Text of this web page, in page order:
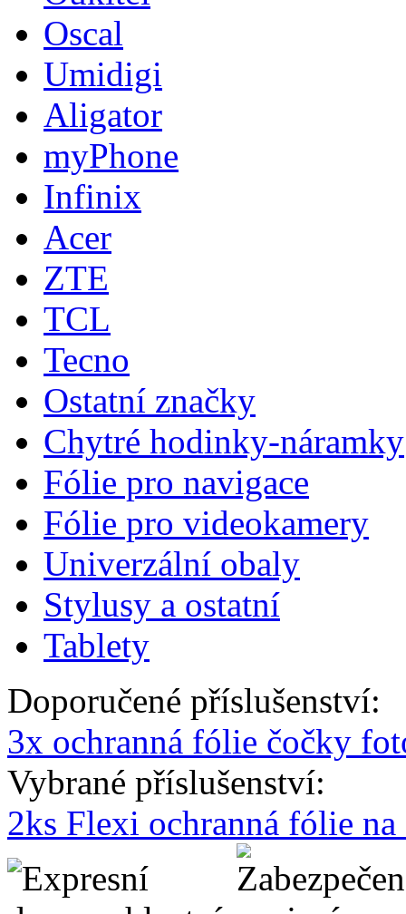
Oscal
Umidigi
Aligator
myPhone
Infinix
Acer
ZTE
TCL
Tecno
Ostatní značky
Chytré hodinky-náramky
Fólie pro navigace
Fólie pro videokamery
Univerzální obaly
Stylusy a ostatní
Tablety
Doporučené příslušenství:
3x ochranná fólie čočky
Vybrané příslušenství:
2ks Flexi ochranná fólie